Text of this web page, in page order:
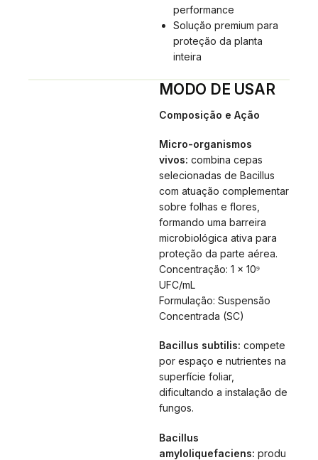
performance
Solução premium para
proteção da planta
inteira
MODO DE USAR
Composição e Ação
Micro-organismos
vivos: combina cepas
selecionadas de Bacillus
com atuação complementar
sobre folhas e flores,
formando uma barreira
microbiológica ativa para
proteção da parte aérea.
Concentração: 1 × 10⁹
UFC/mL
Formulação: Suspensão
Concentrada (SC)
Bacillus subtilis: compete
por espaço e nutrientes na
superfície foliar,
dificultando a instalação de
fungos.
Bacillus
amyloliquefaciens: produ